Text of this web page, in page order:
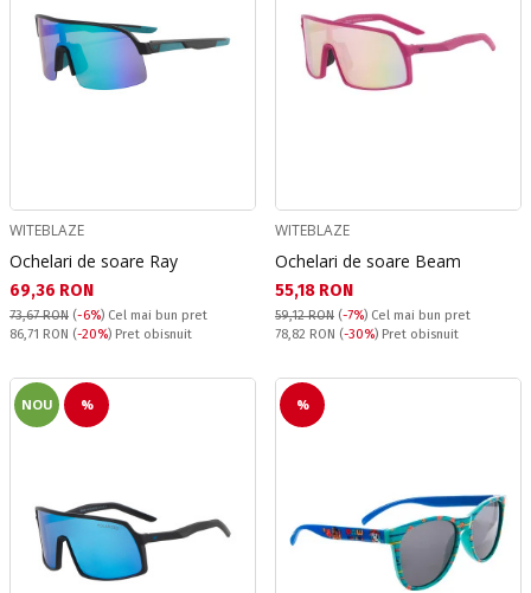
WITEBLAZE
Ochelari de soare Ray
Текуща цена:
69,36 RON
73,67 RON (-6%) Cel mai bun pret
Pret obisnuit:
86,71 RON (-20%) Pret obisnuit
WITEBLAZE
Ochelari de soare Beam
Текуща цена:
55,18 RON
59,12 RON (-7%) Cel mai bun pret
Pret obisnuit:
78,82 RON (-30%) Pret obisnuit
NOU % %